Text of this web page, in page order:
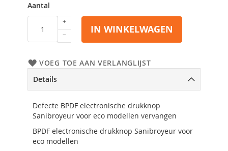
Aantal
IN WINKELWAGEN
VOEG TOE AAN VERLANGLIJST
Details
Defecte BPDF electronische drukknop
Sanibroyeur voor eco modellen vervangen
BPDF electronische drukknop Sanibroyeur voor
eco modellen